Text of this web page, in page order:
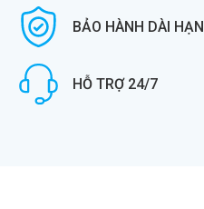
BẢO HÀNH DÀI HẠN
HỖ TRỢ 24/7